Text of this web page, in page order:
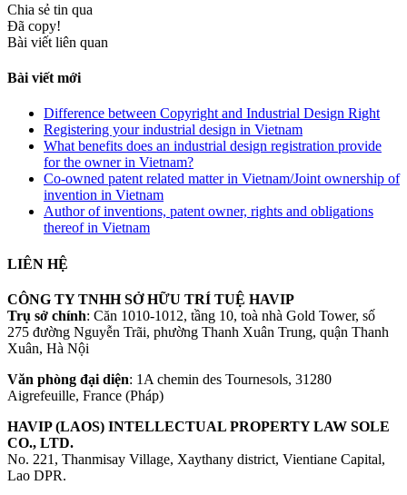
Chia sẻ tin qua
Đã copy!
Bài viết liên quan
Bài viết mới
Difference between Copyright and Industrial Design Right
Registering your industrial design in Vietnam
What benefits does an industrial design registration provide
for the owner in Vietnam?
Co-owned patent related matter in Vietnam/Joint ownership of
invention in Vietnam
Author of inventions, patent owner, rights and obligations
thereof in Vietnam
LIÊN HỆ
CÔNG TY TNHH SỞ HỮU TRÍ TUỆ HAVIP
Trụ sở chính: Căn 1010-1012, tầng 10, toà nhà Gold Tower, số
275 đường Nguyễn Trãi, phường Thanh Xuân Trung, quận Thanh
Xuân, Hà Nội
Văn phòng đại diện: 1A chemin des Tournesols, 31280
Aigrefeuille, France (Pháp)
HAVIP (LAOS) INTELLECTUAL PROPERTY LAW SOLE
CO., LTD.
No. 221, Thanmisay Village, Xaythany district, Vientiane Capital,
Lao DPR.